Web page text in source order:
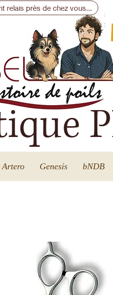
relais près de chez vous...
Artero Genesis bNDB